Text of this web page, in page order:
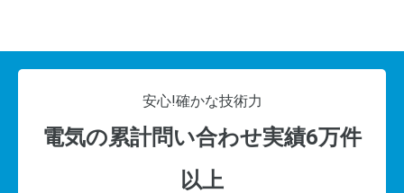
安心!確かな技術力
電気の累計問い合わせ実績6万件
以上